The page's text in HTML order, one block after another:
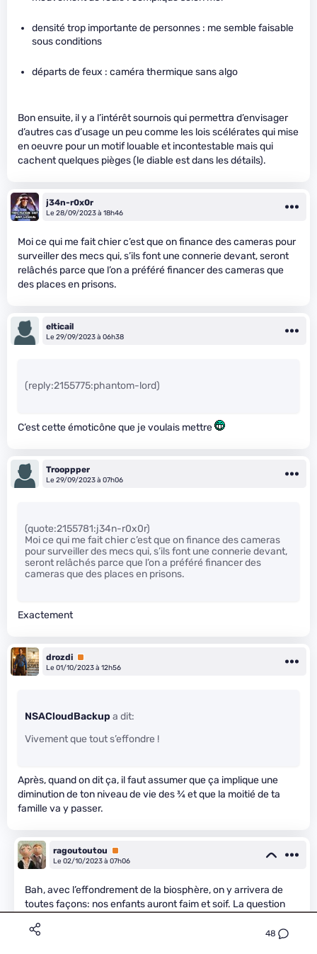
48
densité trop importante de personnes : me semble faisable
sous conditions
départs de feux : caméra thermique sans algo
Bon ensuite, il y a l’intérêt sournois qui permettra d’envisager
d’autres cas d’usage un peu comme les lois scélérates qui mise
en oeuvre pour un motif louable et incontestable mais qui
cachent quelques pièges (le diable est dans les détails).
j34n-r0x0r
Le 28/09/2023 à 18h46
Moi ce qui me fait chier c’est que on finance des cameras pour
surveiller des mecs qui, s’ils font une connerie devant, seront
relâchés parce que l’on a préféré financer des cameras que
des places en prisons.
elticail
Le 29/09/2023 à 06h38
(reply:2155775:phantom-lord)
C’est cette émoticône que je voulais mettre
Trooppper
Le 29/09/2023 à 07h06
(quote:2155781:j34n-r0x0r)
Moi ce qui me fait chier c’est que on finance des cameras
pour surveiller des mecs qui, s’ils font une connerie devant,
seront relâchés parce que l’on a préféré financer des
cameras que des places en prisons.
Exactement
drozdi Premium
Le 01/10/2023 à 12h56
NSACloudBackup a dit:
Vivement que tout s’effondre !
Après, quand on dit ça, il faut assumer que ça implique une
diminution de ton niveau de vie des3⁄4et que la moitié de ta
famille va y passer.
ragoutoutou
Premium
Le 02/10/2023 à 07h06
Bah, avec l’effondrement de la biosphère, on y arrivera de
toutes façons: nos enfants auront faim et soif. La question
répressive de notre conception pour les éduquer et les